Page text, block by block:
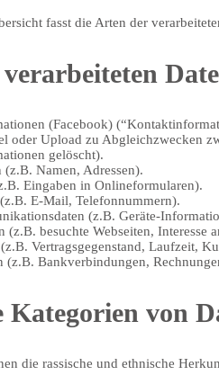
fasst die Arten der
(Facebook)
oder Upload zu Abgleichzwecken
gelöscht).
(z.B. Namen, Adressen).
Eingaben in Onlineformularen).
E-Mail, Telefonnummern).
(z.B. Geräte-
(z.B. besuchte Webseiten, Interesse
Vertragsgegenstand, Laufzeit,
(z.B. Bankverbindungen,
Kategorien von
die rassische und ethnische